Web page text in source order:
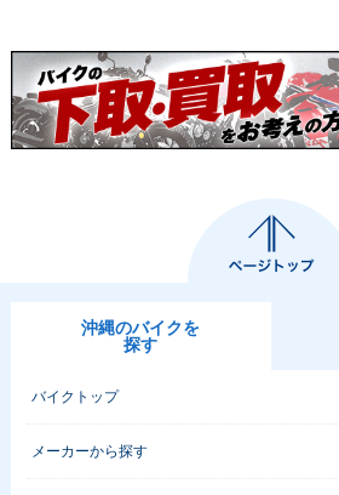
1990年 STEED 400
フラットバータイ
プ・カラーチェンジ
1990年 STEED 40
0・カラーチェンジ
1988年 STEED 40
0・新登場
沖縄のバイクを
探す
バイクトップ
メーカーから探す